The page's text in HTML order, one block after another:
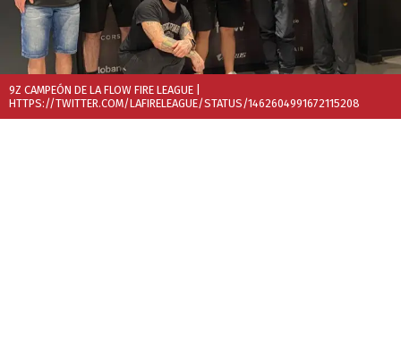
9Z CAMPEÓN DE LA FLOW FIRE LEAGUE
HTTPS://TWITTER.COM/LAFIRELEAGUE/STATUS/1462604991672115208